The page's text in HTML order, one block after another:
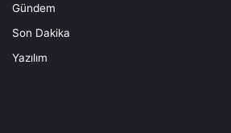
Gündem
Son Dakika
Yazılım